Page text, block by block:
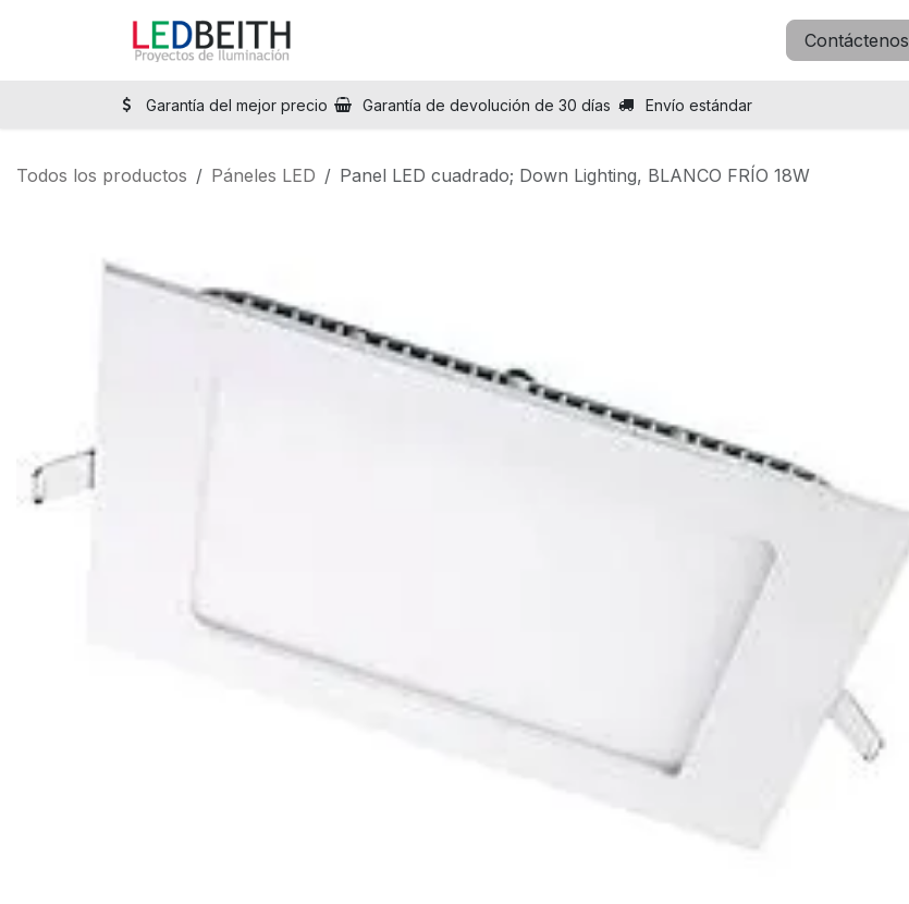
Contáctenos
Garantía del mejor precio Garantía de devolución de 30 días Envío estándar
Todos los productos Páneles LED Panel LED cuadrado; Down Lighting, BLANCO FRÍO 18W